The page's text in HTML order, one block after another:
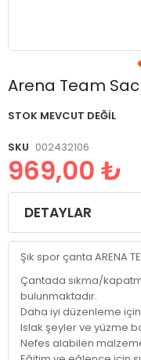
Arena Team
STOK MEVCUT DEĞIL
SKU 002432106
969,00 ₺
Resim
başlangıcına
DETAYLAR
Şık spor çanta ARENA
Çantada sıkma/
bulunmaktadır.
Daha iyi düzenleme için
Islak şeyler ve yüzme
Nefes alabilen